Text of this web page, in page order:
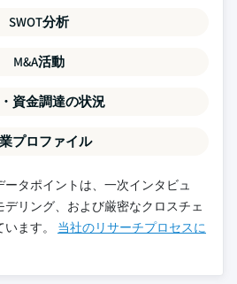
SWOT分析
M&A活動
資金調達の状況
プロファイル
タポイントは、一次インタビュ
リング、および厳密なクロスチェ
ます。 当社のリサーチプロセスに